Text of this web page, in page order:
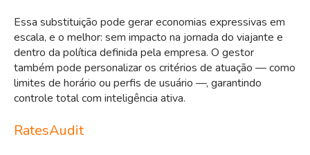
Essa substituição pode gerar economias expressivas em
escala, e o melhor: sem impacto na jornada do viajante e
dentro da política definida pela empresa. O gestor
também pode personalizar os critérios de atuação — como
limites de horário ou perfis de usuário —, garantindo
controle total com inteligência ativa.
RatesAudit